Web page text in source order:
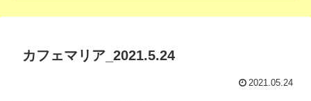
カフェマリア_2021.5.24
2021.05.24